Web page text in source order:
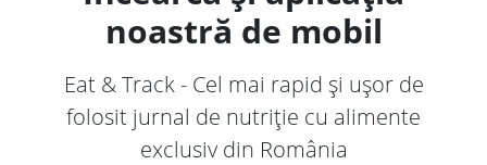
noastră de mobil
Eat & Track - Cel mai rapid și ușor de
folosit jurnal de nutriție cu alimente
exclusiv din România